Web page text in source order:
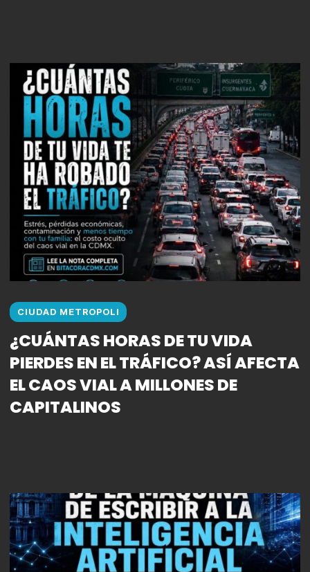
CIUDAD METROPOLI
¿CUÁNTAS HORAS DE TU VIDA
PIERDES EN EL TRÁFICO? ASÍ AFECTA
EL CAOS VIAL A MILLONES DE
CAPITALINOS